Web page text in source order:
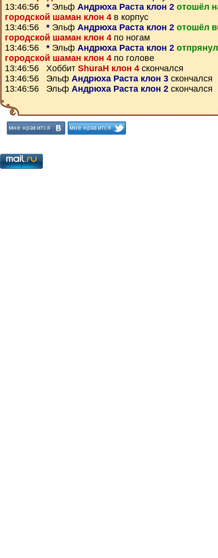
13:46:56 * Эльф Андрюха Раста клон 2 отошёл
городской шаман клон 4 в корпус
13:46:56 * Эльф Андрюха Раста клон 2 отошёл
городской шаман клон 4 по ногам
13:46:56 * Эльф Андрюха Раста клон 2 отпрянул
городской шаман клон 4 по голове
13:46:56 Хоббит ShuraH клон 4 скончался
13:46:56 Эльф Андрюха Раста клон 3 скончался
13:46:56 Эльф Андрюха Раста клон 2 скончался